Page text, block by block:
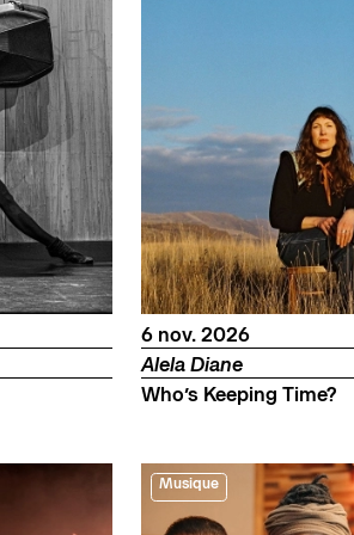
6 novembre
nov. 2026
Alela Diane
Who’s Keeping Time?
Musique